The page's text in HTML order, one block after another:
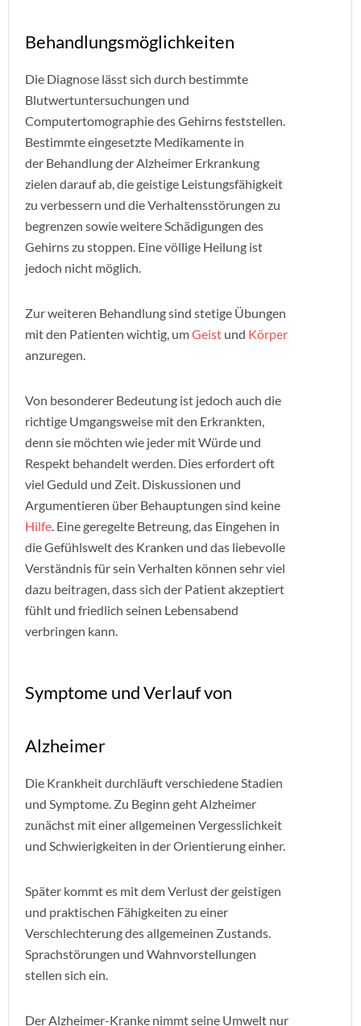
Behandlungsmöglichkeiten
Die Diagnose lässt sich durch bestimmte
Blutwertuntersuchungen und
Computertomographie des Gehirns feststellen.
Bestimmte eingesetzte Medikamente in
der Behandlung der Alzheimer Erkrankung
zielen darauf ab, die geistige Leistungsfähigkeit
zu verbessern und die Verhaltensstörungen zu
begrenzen sowie weitere Schädigungen des
Gehirns zu stoppen. Eine völlige Heilung ist
jedoch nicht möglich.
Zur weiteren Behandlung sind stetige Übungen
mit den Patienten wichtig, umGeist und Körper
anzuregen.
Von besonderer Bedeutung ist jedoch auch die
richtige Umgangsweise mit den Erkrankten,
denn sie möchten wie jeder mit Würde und
Respekt behandelt werden. Dies erfordert oft
viel Geduld und Zeit. Diskussionen und
Argumentieren über Behauptungen sind keine
Hilfe. Eine geregelte Betreung, das Eingehen in
die Gefühlswelt des Kranken und das liebevolle
Verständnis für sein Verhalten können sehr viel
dazu beitragen, dass sich der Patient akzeptiert
fühlt und friedlich seinen Lebensabend
verbringen kann.
Symptome und Verlauf von
Alzheimer
Die Krankheit durchläuft verschiedene Stadien
und Symptome. Zu Beginn geht Alzheimer
zunächst mit einer allgemeinen Vergesslichkeit
und Schwierigkeiten in der Orientierung einher.
Später kommt es mit dem Verlust der geistigen
und praktischen Fähigkeiten zu einer
Verschlechterung des allgemeinen Zustands.
Sprachstörungen und Wahnvorstellungen
stellen sich ein.
Der Alzheimer-Kranke nimmt seine Umwelt nur